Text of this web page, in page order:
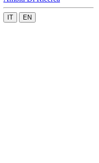
IT EN